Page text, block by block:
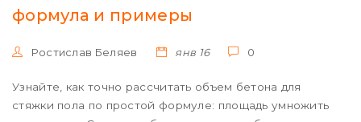
формула и примеры
Ростислав Беляев янв 16 0
Узнайте, как точно рассчитать объем бетона для
стяжки пола по простой формуле: площадь умножить